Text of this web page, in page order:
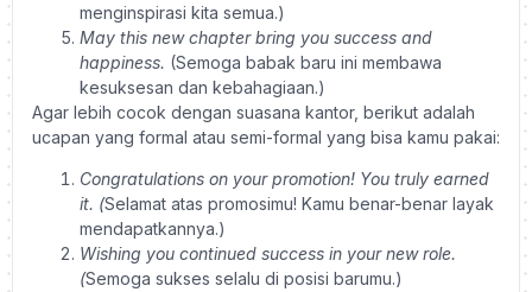
menginspirasi kita semua.)
May this new chapter bring you success and
happiness. (Semoga babak baru ini membawa
kesuksesan dan kebahagiaan.)
Agar lebih cocok dengan suasana kantor, berikut adalah
ucapan yang formal atau semi-formal yang bisa kamu pakai:
Congratulations on your promotion! You truly earned
it. (Selamat atas promosimu! Kamu benar-benar layak
mendapatkannya.)
Wishing you continued success in your new role.
(Semoga sukses selalu di posisi barumu.)